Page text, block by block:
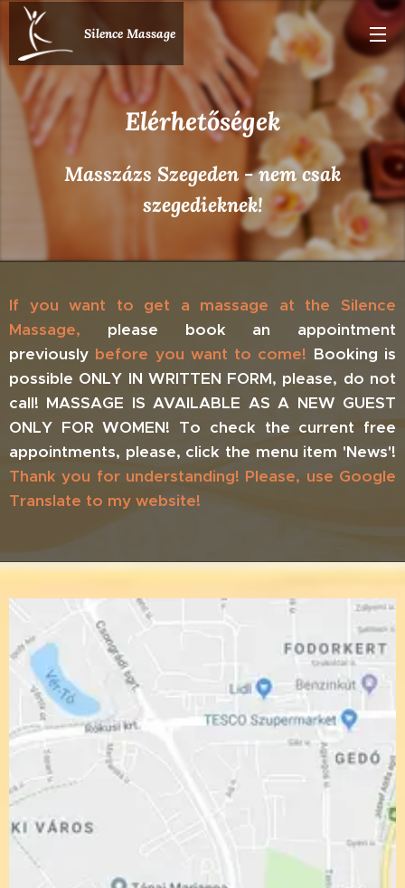
Silence Massage
Elérhetőségek
Masszázs Szegeden - nem csak
szegedieknek!
If you want to get a massage at the Silence
Massage,
please book an
appointment
previously before you want to come! Booking is
possible ONLY IN WRITTEN FORM, please, do not
call! MASSAGE IS AVAILABLE AS A NEW GUEST
ONLY FOR WOMEN! To check the current free
appointments, please, click the menu item 'News'!
Thank you for understanding! Please, use Google
Translate to my website!